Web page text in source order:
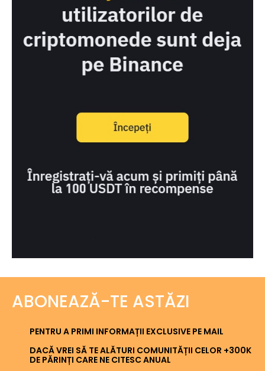
ABONEAZĂ-TE ASTĂZI
PENTRU A PRIMI INFORMAȚII EXCLUSIVE PE MAIL
DACĂ VREI SĂ TE ALĂTURI COMUNITĂȚII CELOR +300K
DE PĂRINȚI CARE NE CITESC ANUAL